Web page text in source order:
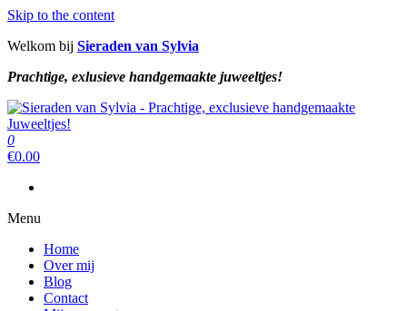
Skip to the content
Welkom bij Sieraden van Sylvia
Prachtige, exlusieve handgemaakte juweeltjes!
Sieraden van Sylvia
Prachtige, exclusieve handgemaakte juweeltjes!
Sieraden van Sylvia
Prachtige, exclusieve handgemaakte juweeltjes!
0
€0.00
Menu
Home
Over mij
Blog
Contact